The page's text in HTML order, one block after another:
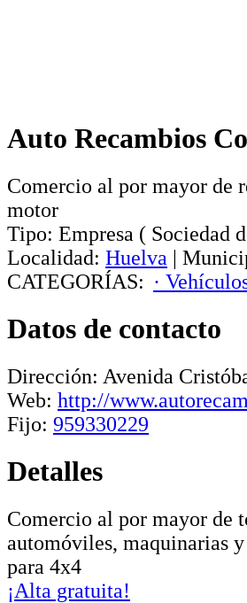
Auto Recambios
Comercio al por mayor de
motor
Tipo: Empresa ( Sociedad
Localidad: Huelva |
CATEGORÍAS: ·
Datos de contacto
Dirección: Avenida
Web: http://
Fijo: 959330229
Detalles
Comercio al por mayor de
automóviles, maquinarias
para 4x4
¡Alta gratuita!